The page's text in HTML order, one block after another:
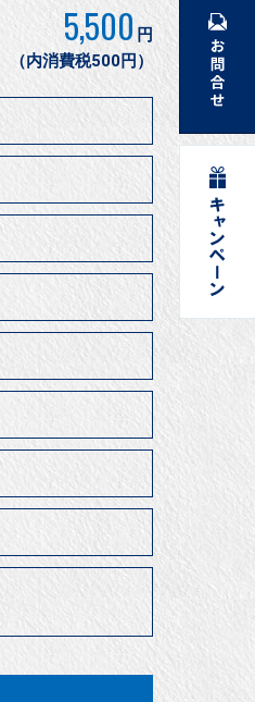
5,500 円
（内消費税500円）